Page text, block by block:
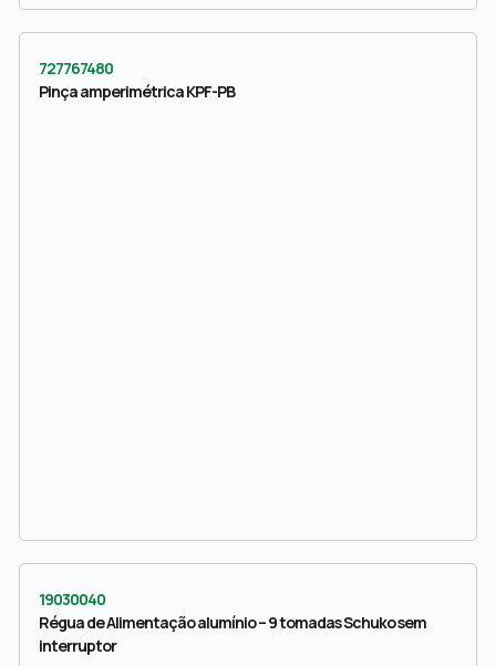
727767480
Pinça amperimétrica KPF-PB
19030040
Régua de Alimentação alumínio – 9 tomadas Schuko sem
interruptor